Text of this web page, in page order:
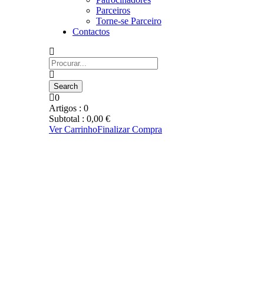
Parceiros
Torne-se Parceiro
Contactos
0
Artigos : 0
Subtotal : 0,00 €
Ver CarrinhoFinalizar Compra